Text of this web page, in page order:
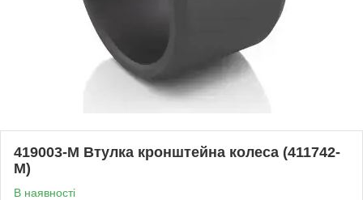
419003-M Втулка кронштейна колеса (411742-
M)
В наявності